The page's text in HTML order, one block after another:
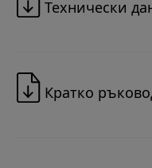
Технически
Кратко